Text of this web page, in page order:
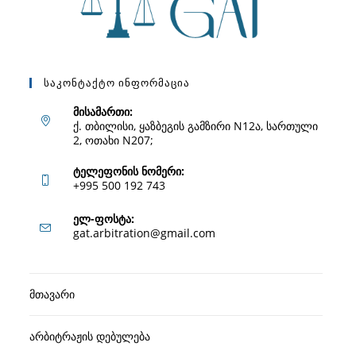
Საკონტაქტო Ინფორმაცია
მისამართი:
ქ. თბილისი, ყაზბეგის გამზირი N12ა, სართული
2, ოთახი N207;
ტელეფონის ნომერი:
+995 500 192 743
in
application
ელ-ფოსტა:
gat.arbitration@gmail.com
მთავარი
არბიტრაჟის დებულება